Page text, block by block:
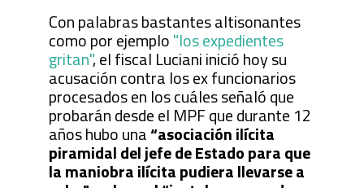
Con palabras bastantes altisonantes
como por ejemplo"los expedientes
gritan", el fiscal Luciani inició hoy su
acusación contra los ex funcionarios
procesados en los cuáles señaló que
probarán desde el MPF que durante 12
años hubo una“asociación ilícita
piramidal del jefe de Estado para que
la maniobra ilícita pudiera llevarse a